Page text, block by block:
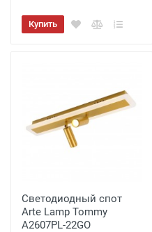
Купить
Светодиодный спот
Arte Lamp Tommy
A2607PL-22GO